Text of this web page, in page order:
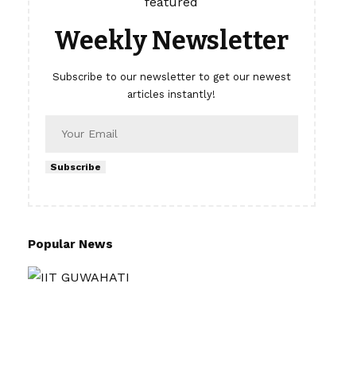
Weekly Newsletter
Subscribe to our newsletter to get our newest
articles instantly!
Subscribe
Popular News